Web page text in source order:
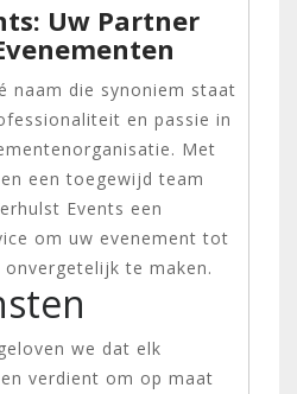
Uw Partner
naam die synoniem staat
en passie in
Met
een toegewijd team
Events een
om uw evenement tot
te maken.
we dat elk
verdient om op maat